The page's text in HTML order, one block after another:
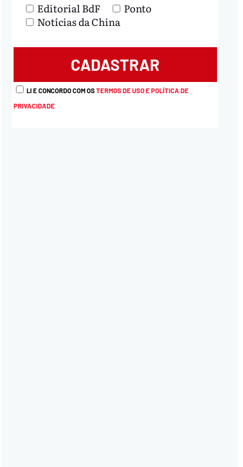
Editorial BdF
Ponto
Notícias da China
LI E CONCORDO COM OSTERMOS DE USO E POLÍTICA DE
PRIVACIDADE